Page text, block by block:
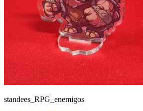
standees_RPG_enemigos